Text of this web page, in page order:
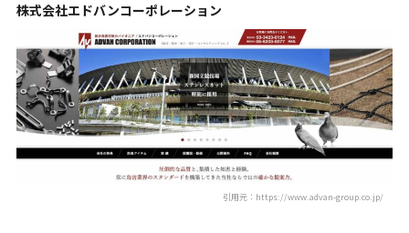
株式会社エドバンコーポレーション
引用元：https://www.advan-group.co.jp/